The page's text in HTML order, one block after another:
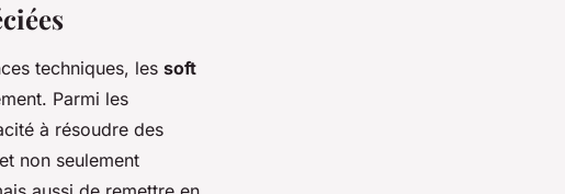
techniques, les soft
Parmi les
à résoudre des
non seulement